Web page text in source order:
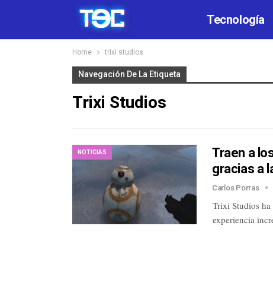
Tecnología
Home trixi studios
Navegación De La Etiqueta
Trixi Studios
NOTICIAS
Traen a
gracias a
Carlos Porras
Trixi Studios ha
experiencia